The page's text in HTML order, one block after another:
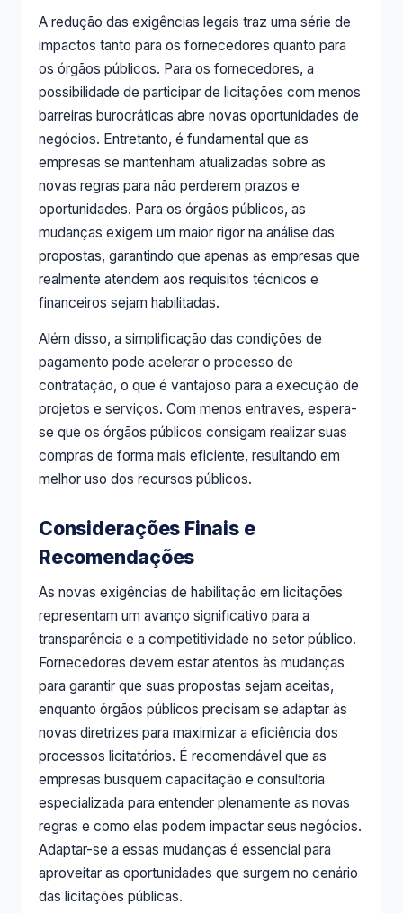
A redução das exigências legais traz uma série de
impactos tanto para os fornecedores quanto para
os órgãos públicos. Para os fornecedores, a
possibilidade de participar de licitações com menos
barreiras burocráticas abre novas oportunidades de
negócios. Entretanto, é fundamental que as
empresas se mantenham atualizadas sobre as
novas regras para não perderem prazos e
oportunidades. Para os órgãos públicos, as
mudanças exigem um maior rigor na análise das
propostas, garantindo que apenas as empresas que
realmente atendem aos requisitos técnicos e
financeiros sejam habilitadas.
Além disso, a simplificação das condições de
pagamento pode acelerar o processo de
contratação, o que é vantajoso para a execução de
projetos e serviços. Com menos entraves, espera-
se que os órgãos públicos consigam realizar suas
compras de forma mais eficiente, resultando em
melhor uso dos recursos públicos.
Considerações Finais e
Recomendações
As novas exigências de habilitação em licitações
representam um avanço significativo para a
transparência e a competitividade no setor público.
Fornecedores devem estar atentos às mudanças
para garantir que suas propostas sejam aceitas,
enquanto órgãos públicos precisam se adaptar às
novas diretrizes para maximizar a eficiência dos
processos licitatórios. É recomendável que as
empresas busquem capacitação e consultoria
especializada para entender plenamente as novas
regras e como elas podem impactar seus negócios.
Adaptar-se a essas mudanças é essencial para
aproveitar as oportunidades que surgem no cenário
das licitações públicas.